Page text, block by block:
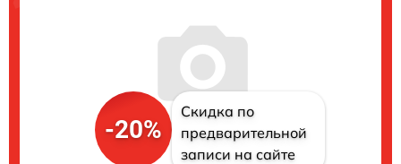
-20%
Скидка по
предварительной
записи на сайте